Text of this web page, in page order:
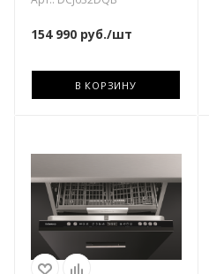
154 990 руб./шт
В КОРЗИНУ